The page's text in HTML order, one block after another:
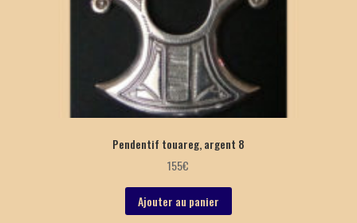
Pendentif touareg, argent 8
155€
Ajouter au panier